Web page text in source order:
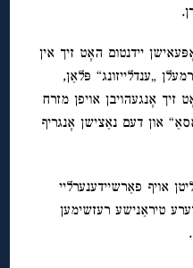
יידנטום האָט זיך אין
„ענדלייזונג“ פּלאַן,
אָנגעהויבן אויפן מזרח
און דעם נאַצישן אָנגריף
אויף פאַרשיידענערליי
טיראַנישע רעזשימען